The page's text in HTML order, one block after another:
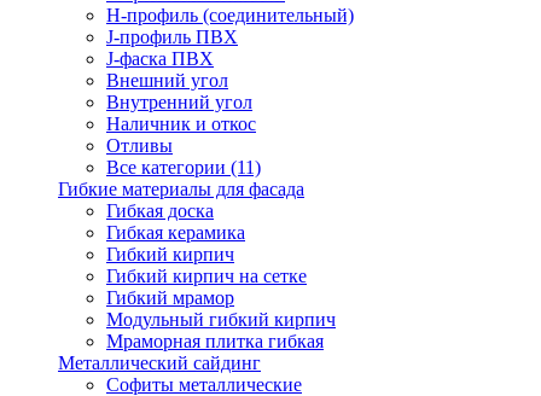
H-профиль (соединительный)
J-профиль ПВХ
J-фаска ПВХ
Внешний угол
Внутренний угол
Наличник и откос
Отливы
Все категории (11)
Гибкие материалы для фасада
Гибкая доска
Гибкая керамика
Гибкий кирпич
Гибкий кирпич на сетке
Гибкий мрамор
Модульный гибкий кирпич
Мраморная плитка гибкая
Металлический сайдинг
Cофиты металлические